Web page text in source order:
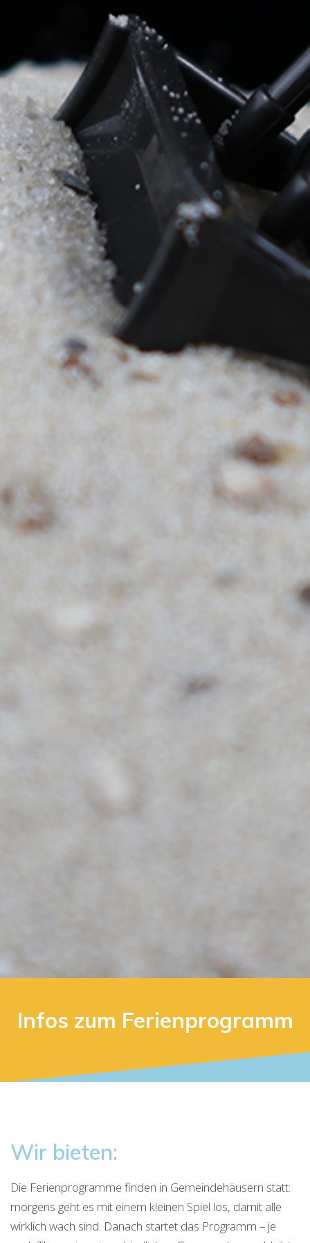
Infos zum Ferienprogramm
Wir bieten:
Die Ferienprogramme finden in Gemeindehäusern statt:
morgens geht es mit einem kleinen Spiel los, damit alle
wirklich wach sind. Danach startet das Programm – je